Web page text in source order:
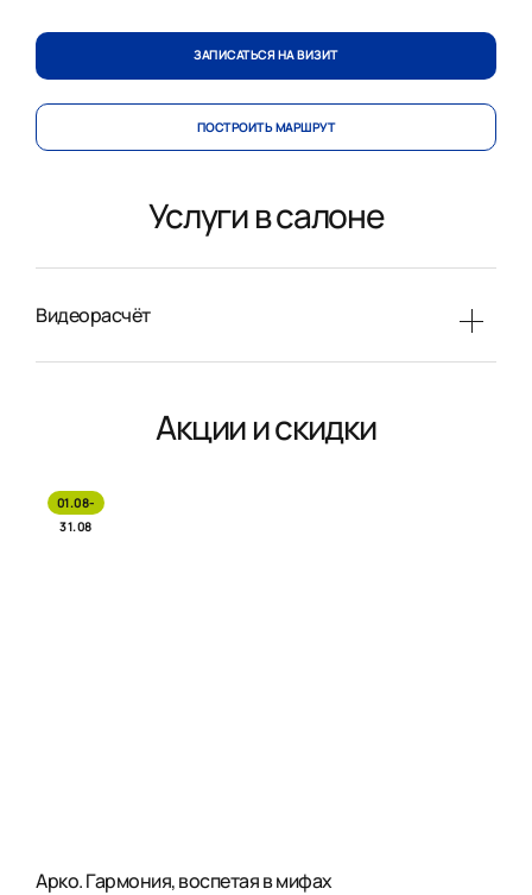
ЗАПИСАТЬСЯ НА ВИЗИТ
ПОСТРОИТЬ МАРШРУТ
Услуги в салоне
Видеорасчёт
Акции и скидки
01.08-
31.08
Арко. Гармония, воспетая в мифах